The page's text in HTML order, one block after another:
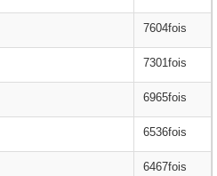
7604fois
7301fois
6965fois
6536fois
6467fois